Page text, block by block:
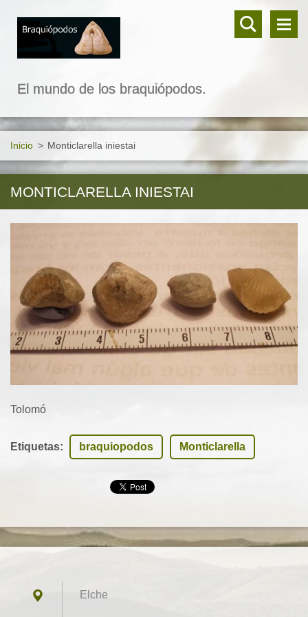
El mundo de los braquiópodos.
Inicio > Monticlarella iniestai
MONTICLARELLA INIESTAI
Tolomó
Etiquetas: braquiopodos Monticlarella
Elche